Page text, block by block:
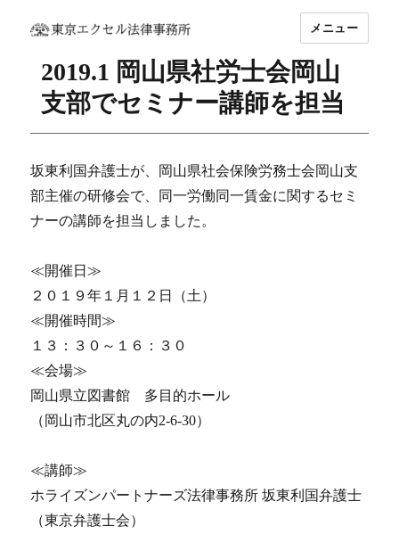
坂東 利国｜東京エクセル法律事務所
メニュー
2019.1 岡山県社労士会岡山
支部でセミナー講師を担当
坂東利国弁護士が、岡山県社会保険労務士会岡山支
部主催の研修会で、同一労働同一賃金に関するセミ
ナーの講師を担当しました。
≪開催日≫
２０１９年１月１２日（土）
≪開催時間≫
１３：３０～１６：３０
≪会場≫
岡山県立図書館 多目的ホール
（岡山市北区丸の内2-6-30）
≪講師≫
ホライズンパートナーズ法律事務所 坂東利国弁護士
（東京弁護士会）